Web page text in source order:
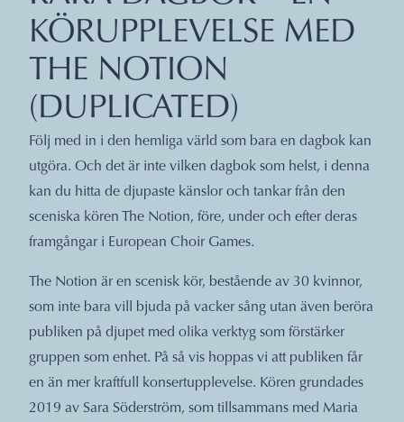
KÖRUPPLEVELSE MED
THE NOTION
(DUPLICATED)
Följ med in i den hemliga värld som bara en dagbok kan
utgöra. Och det är inte vilken dagbok som helst, i denna
kan du hitta de djupaste känslor och tankar från den
sceniska kören The Notion, före, under och efter deras
framgångar i European Choir Games.
The Notion är en scenisk kör, bestående av 30 kvinnor,
som inte bara vill bjuda på vacker sång utan även beröra
publiken på djupet med olika verktyg som förstärker
gruppen som enhet. På så vis hoppas vi att publiken får
en än mer kraftfull konsertupplevelse. Kören grundades
2019 av Sara Söderström, som tillsammans med Maria